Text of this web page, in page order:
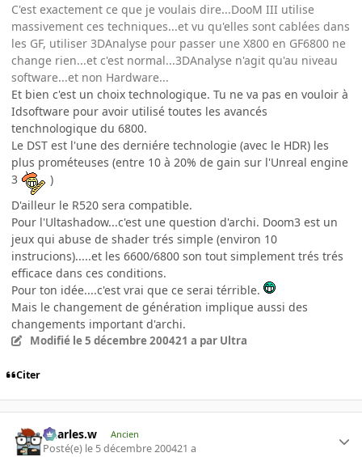
C'est exactement ce que je voulais dire...DooM III utilise
massivement ces techniques...et vu qu'elles sont cablées dans
les GF, utiliser 3DAnalyse pour passer une X800 en GF6800 ne
change rien...et c'est normal...3DAnalyse n'agit qu'au niveau
software...et non Hardware...
Et bien c'est un choix technologique. Tu ne va pas en vouloir à
Idsoftware pour avoir utilisé toutes les avancés
tenchnologique du 6800.
Le DST est l'une des derniére technologie (avec le HDR) les
plus prométeuses (entre 10 à 20% de gain sur l'Unreal engine
3
)
D'ailleur le R520 sera compatible.
Pour l'Ultashadow...c'est une question d'archi. Doom3 est un
jeux qui abuse de shader trés simple (environ 10
instrucions).....et les 6600/6800 son tout simplement trés trés
efficace dans ces conditions.
Pour ton idée....c'est vrai que ce serai térrible.
Mais le changement de génération implique aussi des
changements important d'archi.
Modifié le 5 décembre 200421 a par Ultra
Citer
Charles.w Ancien
Posté(e) le 5 décembre 200421 a